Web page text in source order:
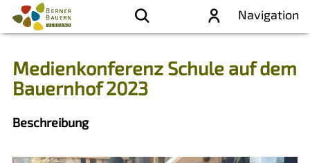
Navigation
Medienkonferenz Schule auf dem
Bauernhof 2023
Beschreibung